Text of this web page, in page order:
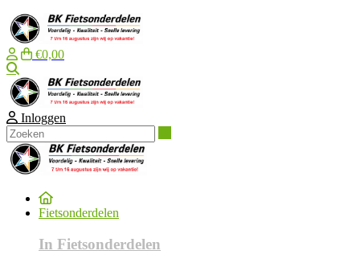
€0,00
Inloggen
Fietsonderdelen
In Fietsonderdelen